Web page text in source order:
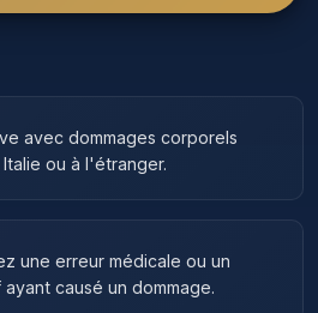
avec dommages corporels
ou à l'étranger.
une erreur médicale ou un
causé un dommage.